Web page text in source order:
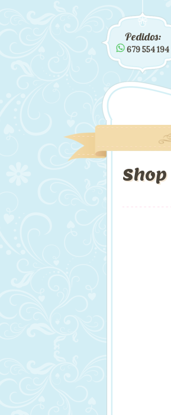
Pedidos:
679 554 194
Shop